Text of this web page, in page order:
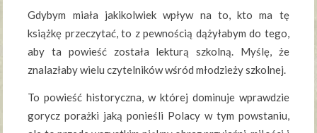
Gdybym miała jakikolwiek wpływ na to, kto ma tę
książkę przeczytać, to z pewnością dążyłabym do tego,
aby ta powieść została lekturą szkolną. Myślę, że
znalazłaby wielu czytelników wśród młodzieży szkolnej.
To powieść historyczna, w której dominuje wprawdzie
gorycz porażki jaką ponieśli Polacy w tym powstaniu,